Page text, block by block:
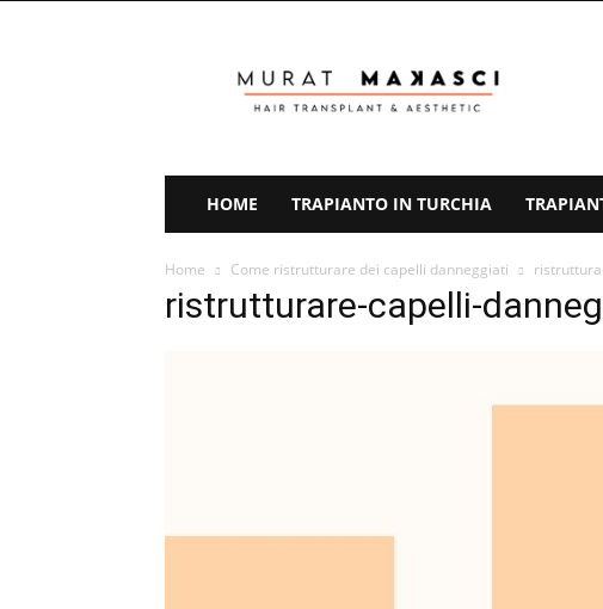
Capelli
Turchia
HOME TRAPIANTO IN TURCHIA
Home Come ristrutturare dei capelli danneggiati
ristrutturare-capelli-